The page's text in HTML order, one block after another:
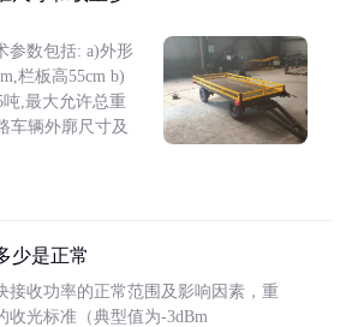
参数包括: a)外形
栏板高55cm b)
,最大允许总重
车辆外廓尺寸及
少是正常
接收功率的正常范围及影响因素，重
收光标准（典型值为-3dBm